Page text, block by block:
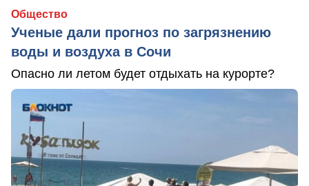
Общество
Ученые дали прогноз по загрязнению
воды и воздуха в Сочи
Опасно ли летом будет отдыхать на курорте?